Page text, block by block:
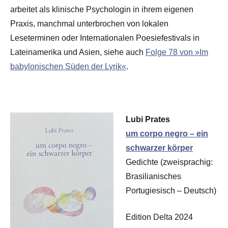
arbeitet als klinische Psychologin in ihrem eigenen
Praxis, manchmal unterbrochen von lokalen
Leseterminen oder Internationalen Poesiefestivals in
Lateinamerika und Asien, siehe auch Folge 78 von »Im
babylonischen Süden der Lyrik«.
Lubi Prates
um corpo negro – ein
schwarzer körper
Gedichte (zweisprachig:
Brasilianisches
Portugiesisch – Deutsch)
Edition Delta 2024